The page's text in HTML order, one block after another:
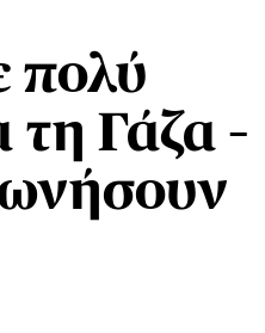
πολύ
Γάζα –